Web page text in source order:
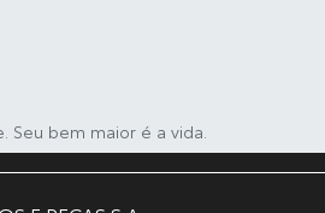
Seu bem maior é a vida.